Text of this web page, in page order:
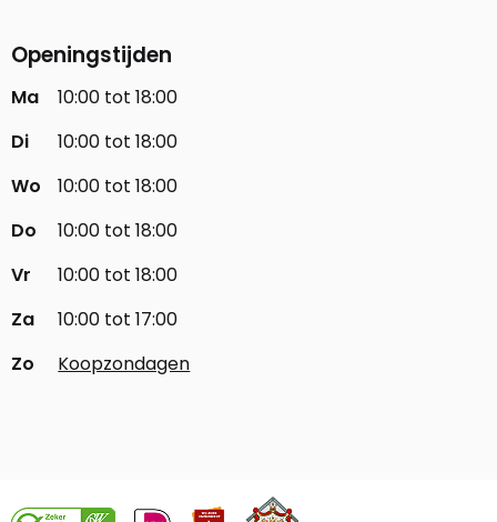
Openingstijden
Ma
10:00 tot 18:00
Di
10:00 tot 18:00
Wo
10:00 tot 18:00
Do
10:00 tot 18:00
Vr
10:00 tot 18:00
Za
10:00 tot 17:00
Zo
Koopzondagen